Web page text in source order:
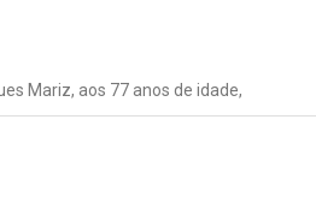
Mariz, aos 77 anos de idade,